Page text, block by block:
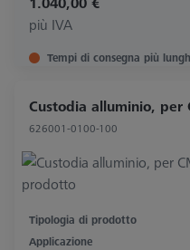
più IVA
Tempi di consegna più
Custodia alluminio, per
626001-0100-100
Tipologia di prodotto
Applicazione